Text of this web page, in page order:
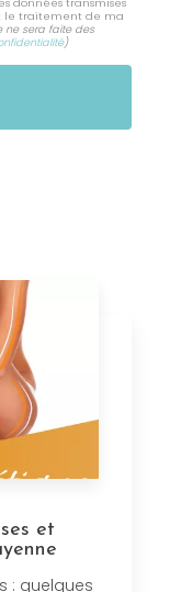
données transmises
le traitement de ma
ne sera faite des
)
et
: quelques